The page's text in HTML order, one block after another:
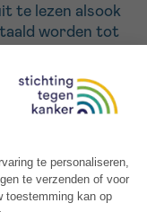
te lezen alsook
worden tot
met
seq te
worden
regulatie te
sarcomas die